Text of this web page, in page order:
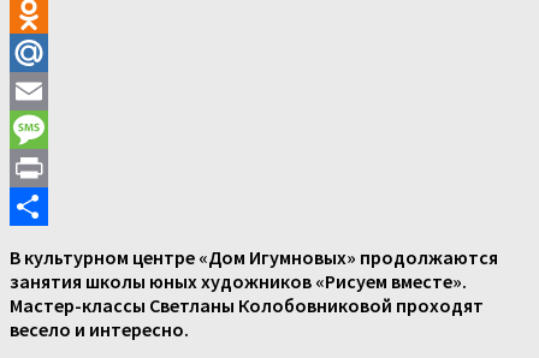
VK
Odnoklassniki
Mail.Ru
Email
Message
Print
В культурном центре «Дом Игумновых» продолжаются
занятия школы юных художников «Рисуем вместе».
Мастер-классы Светланы Колобовниковой проходят
весело и интересно.